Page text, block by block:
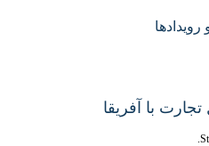
رویدادها
با آفریقا